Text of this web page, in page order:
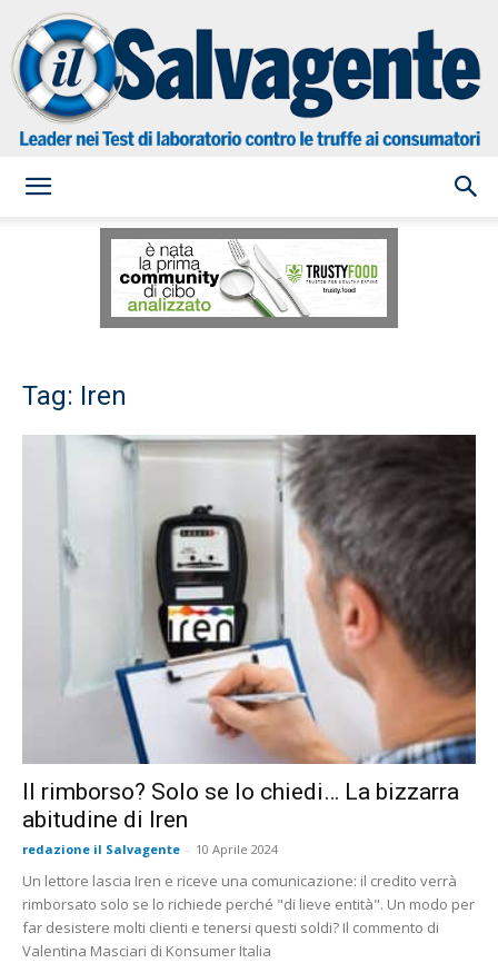
Salvagente
Tag: Iren
Il rimborso? Solo se lo chiedi… La bizzarra
abitudine di Iren
redazione il Salvagente - 10 Aprile 2024
Un lettore lascia Iren e riceve una comunicazione: il credito verrà
rimborsato solo se lo richiede perché "di lieve entità". Un modo per
far desistere molti clienti e tenersi questi soldi? Il commento di
Valentina Masciari di Konsumer Italia